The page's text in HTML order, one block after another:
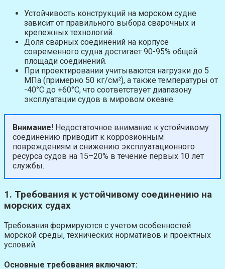
Устойчивость конструкций на морском судне
зависит от правильного выбора сварочных и
крепежных технологий.
Доля сварных соединений на корпусе
современного судна достигает 90-95% общей
площади соединений.
При проектировании учитываются нагрузки до 5
МПа (примерно 50 кг/см²), а также температуры от
-40°C до +60°C, что соответствует диапазону
эксплуатации судов в мировом океане.
Внимание! Недостаточное внимание к устойчивому
соединению приводит к коррозионным
повреждениям и снижению эксплуатационного
ресурса судов на 15–20% в течение первых 10 лет
службы.
1. Требования к устойчивому соединению на
морских судах
Требования формируются с учетом особенностей
морской среды, технических нормативов и проектных
условий.
Основные требования включают: